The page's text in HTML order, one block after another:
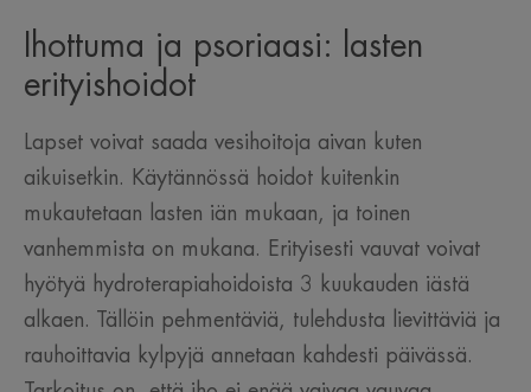
Ihottuma ja psoriaasi: lasten
erityishoidot
Lapset voivat saada vesihoitoja aivan kuten
aikuisetkin. Käytännössä hoidot kuitenkin
mukautetaan lasten iän mukaan, ja toinen
vanhemmista on mukana. Erityisesti vauvat voivat
hyötyä hydroterapiahoidoista 3 kuukauden iästä
alkaen. Tällöin pehmentäviä, tulehdusta lievittäviä ja
rauhoittavia kylpyjä annetaan kahdesti päivässä.